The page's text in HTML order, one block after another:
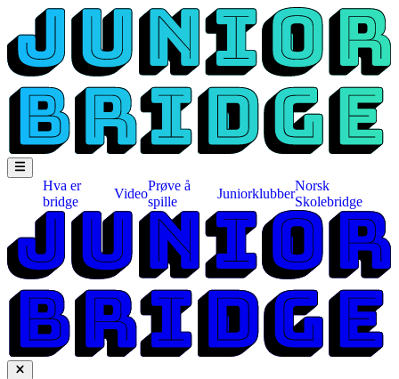
Hva er
bridge
Video
Prøve å
spille
Juniorklubber
Norsk
Skolebridge